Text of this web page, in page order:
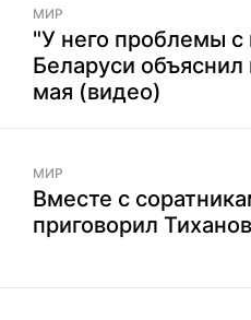
МИР
"У него проблемы с
Беларуси
мая (видео)
МИР
Вместе с
приговорил